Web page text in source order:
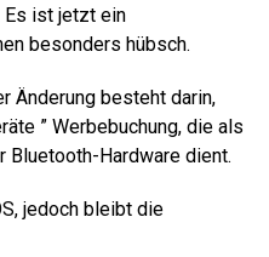
Es ist jetzt ein
besonders hübsch.
Änderung besteht darin,
” Werbebuchung, die als
Bluetooth-Hardware dient.
jedoch bleibt die